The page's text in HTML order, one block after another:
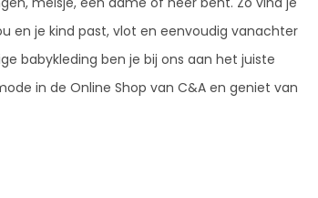
en je kind past, vlot en eenvoudig vanachter
babykleding ben je bij ons aan het juiste
in de Online Shop van C&A en geniet van